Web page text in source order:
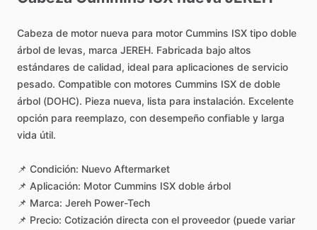
Cabeza de motor nueva para motor Cummins ISX tipo doble
árbol de levas, marca JEREH. Fabricada bajo altos
estándares de calidad, ideal para aplicaciones de servicio
pesado. Compatible con motores Cummins ISX de doble
árbol (DOHC). Pieza nueva, lista para instalación. Excelente
opción para reemplazo, con desempeño confiable y larga
vida útil.
📌 Condición: Nuevo Aftermarket
📌 Aplicación: Motor Cummins ISX doble árbol
📌 Marca: Jereh Power-Tech
📌 Precio: Cotización directa con el proveedor (puede variar